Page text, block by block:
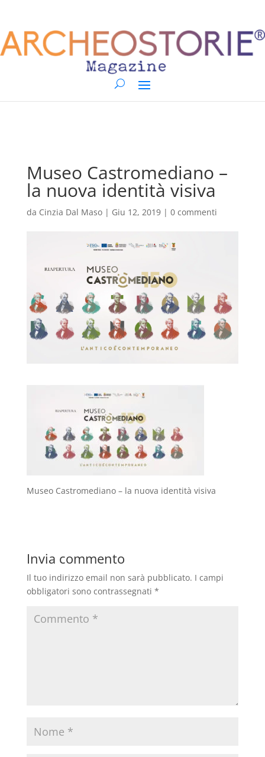
Museo Castromediano –
la nuova identità visiva
da Cinzia Dal Maso| Giu 12, 2019| 0 commenti
Museo Castromediano – la nuova identità visiva
Invia commento
Il tuo indirizzo email non sarà pubblicato. I campi
obbligatori sono contrassegnati *